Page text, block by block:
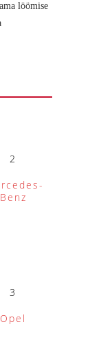
löömise
2
Benz
3
Opel